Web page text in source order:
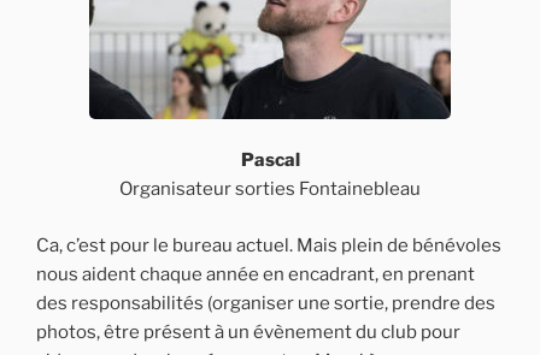
Pascal
Organisateur sorties Fontainebleau
Ca, c’est pour le bureau actuel. Mais plein de bénévoles
nous aident chaque année en encadrant, en prenant
des responsabilités (organiser une sortie, prendre des
photos, être présent à un évènement du club pour